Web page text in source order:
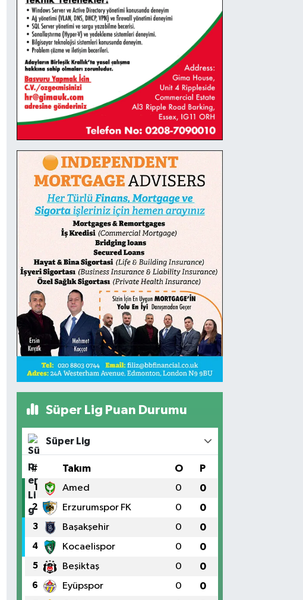
Süper Lig Puan Durumu
Süper Lig
# Takım O P
1 Amed 0 0
2 Erzurumspor FK 0 0
3 Başakşehir 0 0
4 Kocaelispor 0 0
5 Beşiktaş 0 0
6 Eyüpspor 0 0